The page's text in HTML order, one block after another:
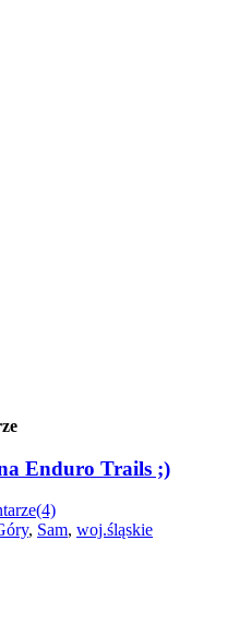
Enduro Trails ;)
, Sam, woj.śląskie